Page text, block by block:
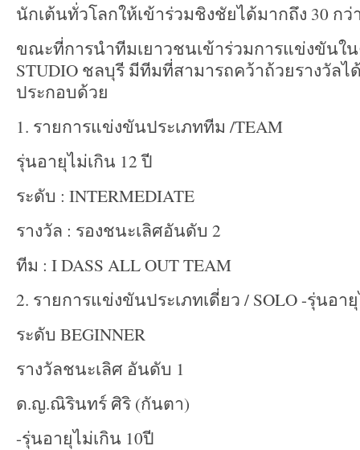
นักเต้นทั่วโลกให้เข้าร่วมชิงชัยได้มากถึง 30 ก
ขณะที่การนำทีมเยาวชนเข้าร่วมการแข่งขันใน
STUDIO ชลบุรี มีทีมที่สามารถคว้าถ้วยรางวัลไ
ประกอบด้วย
1. รายการแข่งขันประเภททีม /TEAM
รุ่นอายุไม่เกิน 12 ปี
ระดับ : INTERMEDIATE
รางวัล : รองชนะเลิศอันดับ 2
ทีม : I DASS ALL OUT TEAM
2. รายการแข่งขันประเภทเดี่ยว / SOLO -รุ่นอา
ระดับ BEGINNER
รางวัลชนะเลิศ อันดับ 1
ด.ญ.ณิรินทร์ ศิริ (กันตา)
-รุ่นอายุไม่เกิน 10ปี